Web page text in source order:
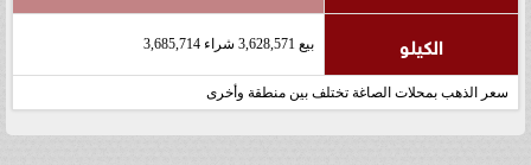
الكيلو بيع 3,628,571 شراء 3,685,714
سعر الذهب بمحلات الصاغة تختلف بين منطقة وأخرى